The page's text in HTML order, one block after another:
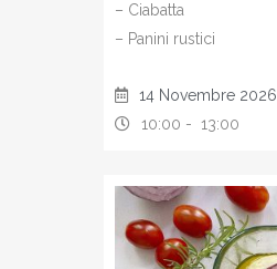
– Ciabatta
– Panini rustici
14 Novembre 2026
10:00 - 13:00